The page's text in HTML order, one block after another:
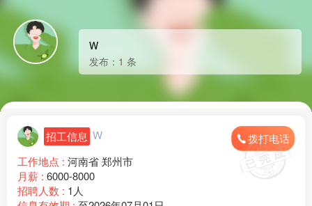
W
发布：1 条
招工信息 W
拨打电话
工作地点 : 河南省 郑州市
月薪 : 6000-8000
招聘人数 : 1人